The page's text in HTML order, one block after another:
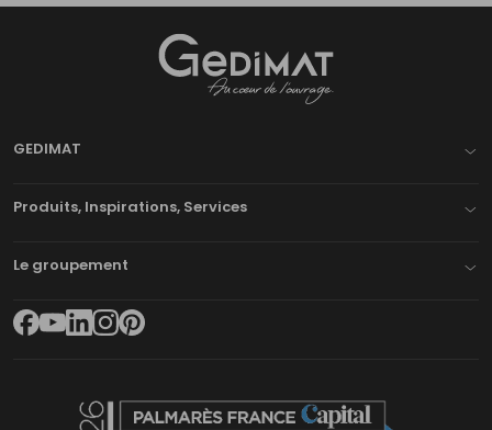
GEDIMAT
Produits, Inspirations, Services
Le groupement